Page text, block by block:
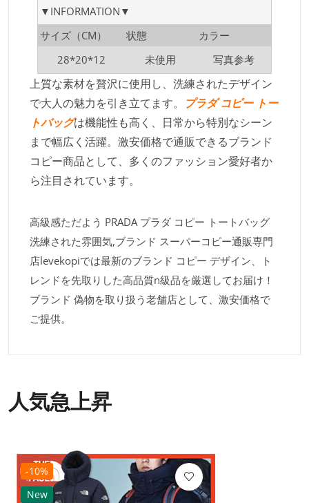
▼INFORMATION▼
サイズ（CM）
状態
カラー
28*20*12
未使用 写真参考
上質な素材を贅沢に使用し、洗練されたデザイン
で大人の魅力を引き立てます。
プラダ コピー トー
トバッグは機能性も高く、日常から特別なシーン
まで幅広く活躍。激安価格で通販できるブランド
コピー商品として、多くのファッション愛好者か
ら注目されています。
高級感ただよう PRADA プラダ コピー トートバッグ
洗練された雰囲気,ブランド スーパーコピー通販専門
店levekopiでは最新のブランド コピー デザイン、ト
レンドを先取りした高品質n級品を厳選してお届け！
ブランド 偽物を取り扱う老舗店として、激安価格で
ご提供。
人気急上昇
-10%
New